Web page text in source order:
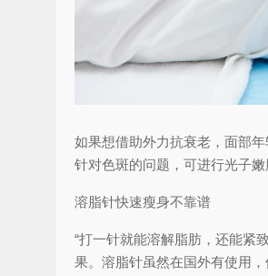
如果想借助外力抗衰老，面部
针对色斑的问题，可进行光子嫩
溶脂针快速瘦身不靠谱
“打一针就能溶解脂肪，还能紧
果。溶脂针虽然在国外有使用